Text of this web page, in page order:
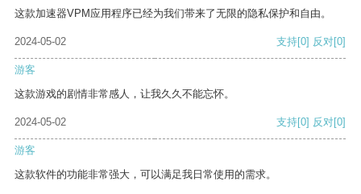
这款加速器VPM应用程序已经为我们带来了无限的隐私保护和自由。
2024-05-02 支持[0] 反对[0]
游客
这款游戏的剧情非常感人，让我久久不能忘怀。
2024-05-02 支持[0] 反对[0]
游客
这款软件的功能非常强大，可以满足我日常使用的需求。